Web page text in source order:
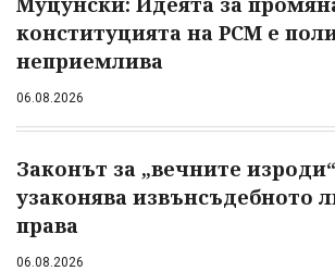
конституцията на РСМ е
неприемлива
06.08.2026
Законът за „вечните
узаконява извънсъдебното
права
06.08.2026